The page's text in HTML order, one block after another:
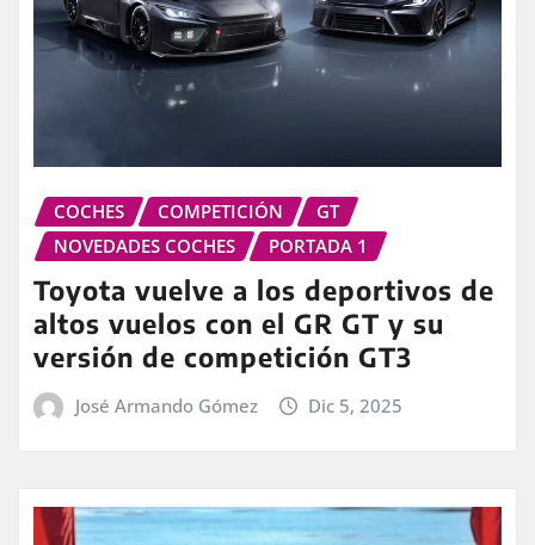
COCHES COMPETICIÓN
GT
NOVEDADES COCHES
PORTADA 1
Toyota vuelve a los deportivos de
altos vuelos con el GR GT y su
versión de competición GT3
José Armando Gómez Dic 5, 2025